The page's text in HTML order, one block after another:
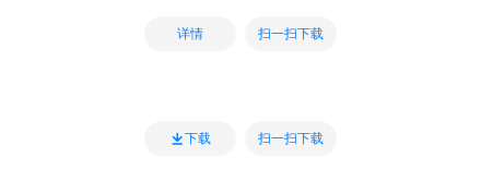
详情 扫一扫下载
下载 扫一扫下载